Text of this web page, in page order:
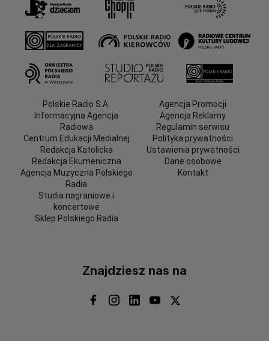
Polskie Radio S.A.
Informacyjna Agencja
Radiowa
Centrum Edukacji Medialnej
Redakcja Katolicka
Redakcja Ekumeniczna
Agencja Muzyczna Polskiego
Radia
Studia nagraniowe i
koncertowe
Sklep Polskiego Radia
Agencja Promocji
Agencja Reklamy
Regulamin serwisu
Polityka prywatności
Ustawienia prywatności
Dane osobowe
Kontakt
Znajdziesz nas na